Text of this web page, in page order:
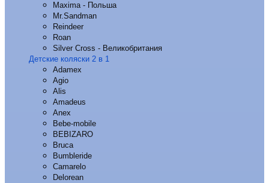
Maxima - Польша
Mr.Sandman
Reindeer
Roan
Silver Cross - Великобритания
Детские коляски 2 в 1
Adamex
Agio
Alis
Amadeus
Anex
Bebe-mobile
BEBIZARO
Bruca
Bumbleride
Camarelo
Delorean